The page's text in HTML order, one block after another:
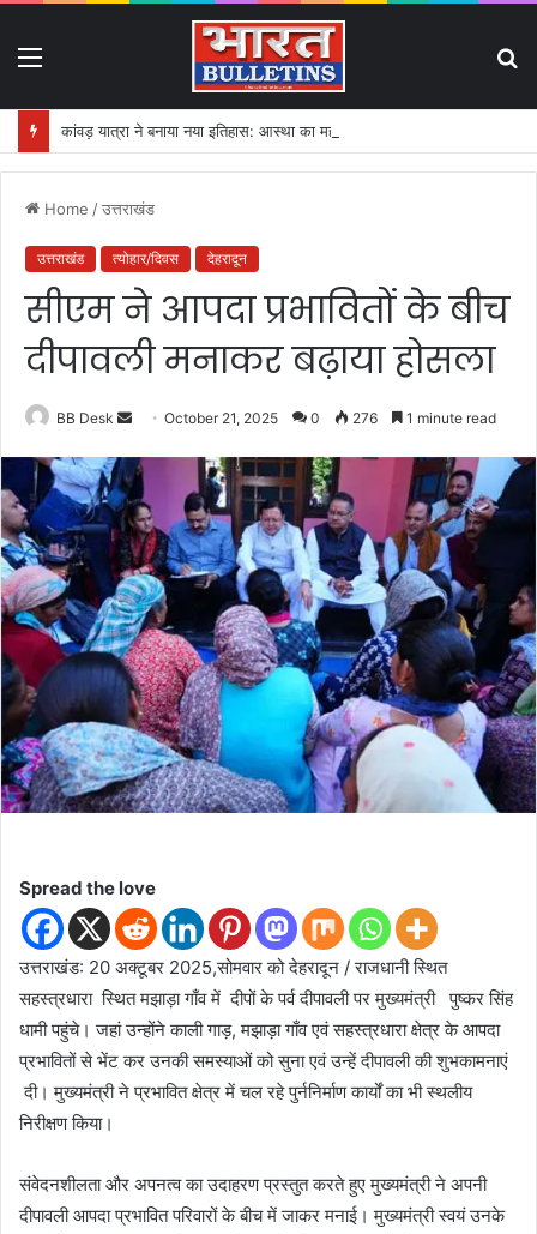
कांवड़ यात्रा ने बनाया नया इतिहास: आस्था का महासैलाब!
Home /उत्तराखंड
उत्तराखंड त्योहार/दिवस देहरादून
सीएम ने आपदा प्रभावितों के बीच
दीपावली मनाकर बढ़ाया होसला
BB Desk
n
d
a
n
e
m
a
i
l
October 21, 2025 0 276 1 minute read
Spread the love
उत्तराखंड: 20 अक्टूबर 2025,सोमवार को देहरादून / राजधानी स्थित
सहस्त्रधारा स्थित मझाड़ा गाँव में दीपों के पर्व दीपावली पर मुख्यमंत्री पुष्कर सिंह
धामी पहुंचे। जहां उन्होंने काली गाड़, मझाड़ा गाँव एवं सहस्त्रधारा क्षेत्र के आपदा
प्रभावितों से भेंट कर उनकी समस्याओं को सुना एवं उन्हें दीपावली की शुभकामनाएं
दी। मुख्यमंत्री ने प्रभावित क्षेत्र में चल रहे पुर्ननिर्माण कार्यों का भी स्थलीय
निरीक्षण किया।
संवेदनशीलता और अपनत्व का उदाहरण प्रस्तुत करते हुए मुख्यमंत्री ने अपनी
दीपावली आपदा प्रभावित परिवारों के बीच में जाकर मनाई। मुख्यमंत्री स्वयं उनके